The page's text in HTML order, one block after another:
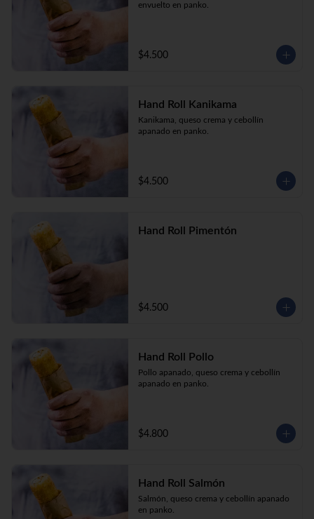
envuelto en panko.
$4.500
Hand Roll Kanikama
Kanikama, queso crema y cebollín
apanado en panko.
$4.500
Hand Roll Pimentón
$4.500
Hand Roll Pollo
Pollo apanado, queso crema y cebollín
apanado en panko.
$4.800
Hand Roll Salmón
Salmón, queso crema y cebollín apanado
en panko.